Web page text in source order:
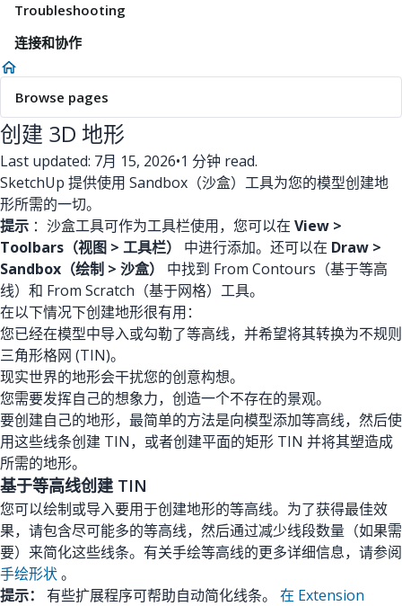
Troubleshooting
连接和协作
Browse pages
创建 3D 地形
Last updated: 7月 15, 2026•1 分钟 read.
SketchUp 提供使用 Sandbox（沙盒）工具为您的模型创建地
形所需的一切。
提示 ：沙盒工具可作为工具栏使用，您可以在 View >
Toolbars（视图 > 工具栏）
中进行添加。还可以在 Draw >
Sandbox（绘制 > 沙盒）
中找到 From Contours（基于等高
线）和 From Scratch（基于网格）工具。
在以下情况下创建地形很有用：
您已经在模型中导入或勾勒了等高线，并希望将其转换为不规则
三角形格网 (TIN)。
现实世界的地形会干扰您的创意构想。
您需要发挥自己的想象力，创造一个不存在的景观。
要创建自己的地形，最简单的方法是向模型添加等高线，然后使
用这些线条创建 TIN，或者创建平面的矩形 TIN 并将其塑造成
所需的地形。
基于等高线创建 TIN
您可以绘制或导入要用于创建地形的等高线。为了获得最佳效
果，请包含尽可能多的等高线，然后通过减少线段数量（如果需
要）来简化这些线条。有关手绘等高线的更多详细信息，请参阅
手绘形状。
提示：
有些扩展程序可帮助自动简化线条。 在 Extension